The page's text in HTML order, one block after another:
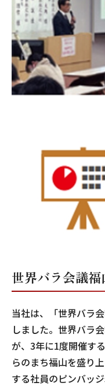
世界バラ会議
当社は、「世界バラ
しました。世界バラ
が、3年に1度開催す
らのまち福山を盛り
する社員のピンバッ